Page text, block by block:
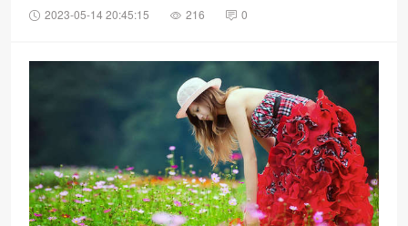
2023-05-14 20:45:15 216 0